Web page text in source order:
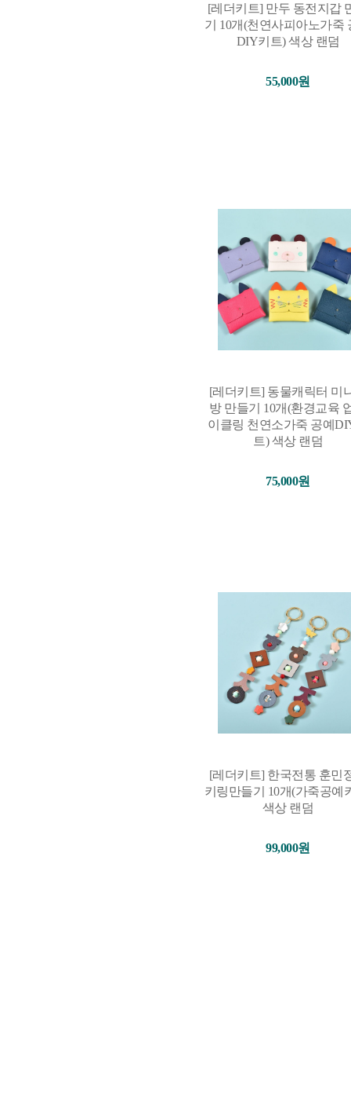
[레더키트] 만두 동전지갑
기 10개(천연사피아노가죽
DIY키트) 색상 랜덤
55,000원
[레더키트] 동물캐릭터 미
방 만들기 10개(환경교육
이클링 천연소가죽 공예
트) 색상 랜덤
75,000원
[레더키트] 한국전통 훈민
키링만들기 10개(가죽공예
색상 랜덤
99,000원